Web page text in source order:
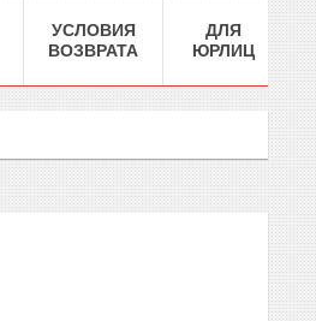
УСЛОВИЯ
ВОЗВРАТА
ДЛЯ
ЮРЛИЦ